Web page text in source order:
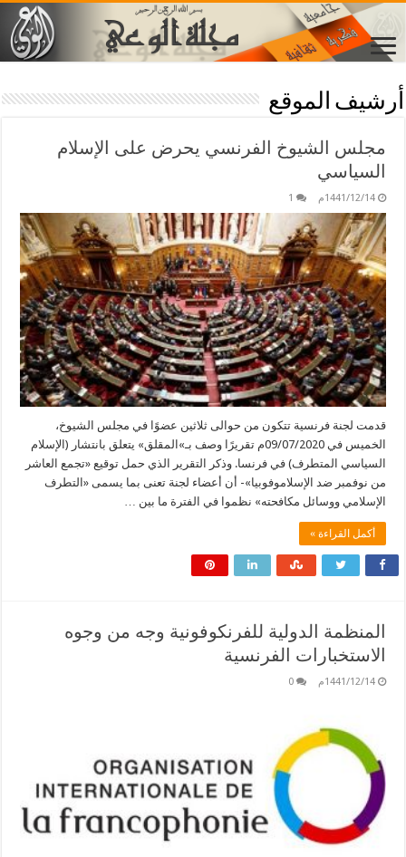
أرشيف الموقع
مجلس الشيوخ الفرنسي يحرض على الإسلام
السياسي
1441/12/14م 1
قدمت لجنة فرنسية تتكون من حوالى ثلاثين عضوًا في مجلس الشيوخ،
الخميس في 09/07/2020م تقريرًا وصف بـ»المقلق» يتعلق بانتشار (الإسلام
السياسي المتطرف) في فرنسا. وذكر التقرير الذي حمل توقيع «تجمع العاشر
من نوفمبر ضد الإسلاموفوبيا»- أن أعضاء لجنة تعنى بما يسمى «التطرف
الإسلامي ووسائل مكافحته» نظموا في الفترة ما بين …
أكمل القراءة »
المنظمة الدولية للفرنكوفونية وجه من وجوه
الاستخبارات الفرنسية
1441/12/14م 0